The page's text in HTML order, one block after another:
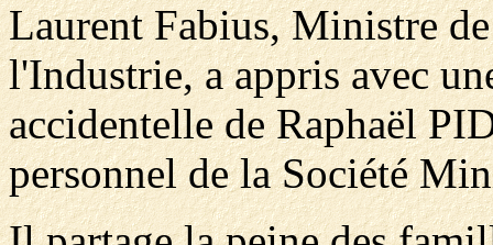
Laurent Fabius, Ministre
l'Industrie, a appris avec
accidentelle de Raphaël
personnel de la Société